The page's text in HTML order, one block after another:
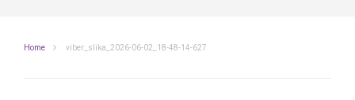
Home viber_slika_2026-06-02_18-48-14-627